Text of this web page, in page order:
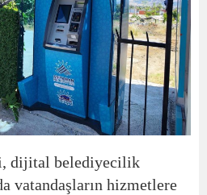
dijital belediyecilik
vatandaşların hizmetlere